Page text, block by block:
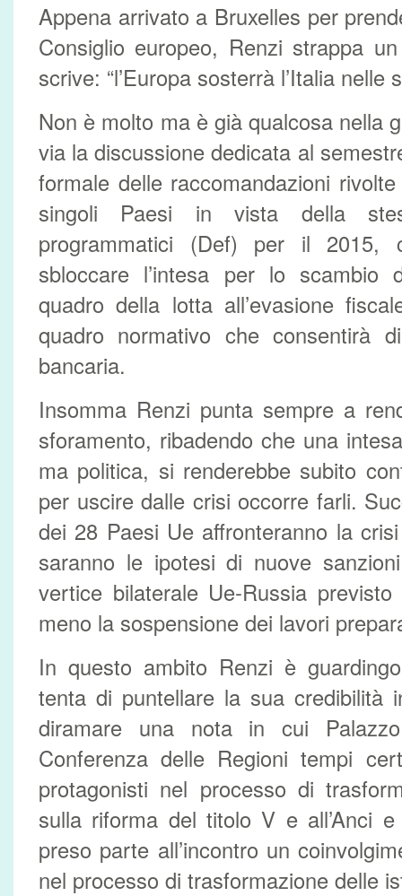
Appena arrivato a Bruxelles per
Consiglio europeo, Renzi strappa
scrive: “l’Europa sosterrà l’Italia nelle
Non è molto ma è già qualcosa nella
via la discussione dedicata al
formale delle raccomandazioni
singoli Paesi in vista della
programmatici (Def) per il 2015,
sbloccare l’intesa per lo scambio
quadro della lotta all’evasione
quadro normativo che consentirà
bancaria.
Insomma Renzi punta sempre a
sforamento, ribadendo che una
ma politica, si renderebbe subito
per uscire dalle crisi occorre farli.
dei 28 Paesi Ue affronteranno la
saranno le ipotesi di nuove
vertice bilaterale Ue-Russia
meno la sospensione dei lavori
In questo ambito Renzi è
tenta di puntellare la sua credibilità
diramare una nota in cui
Conferenza delle Regioni tempi
protagonisti nel processo di
sulla riforma del titolo V e all’Anci
preso parte all’incontro un
nel processo di trasformazione delle